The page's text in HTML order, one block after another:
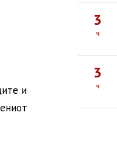
и
3
ч
3
ч